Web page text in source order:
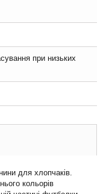
при низьких
для хлопчаків.
кольорів